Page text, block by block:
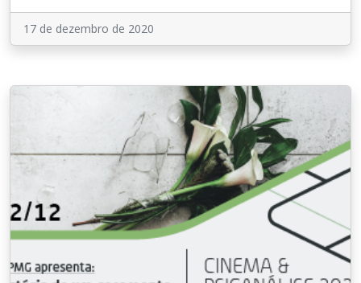
17 de dezembro de 2020